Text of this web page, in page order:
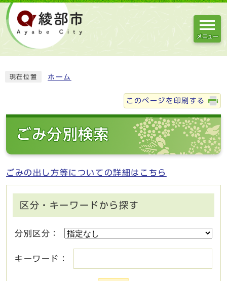
メニュー
現在位置 ホーム
このページを印刷する
ごみ分別検索
ごみの出し方等についての詳細はこちら
区分・キーワードから探す
分別区分：
キーワード：